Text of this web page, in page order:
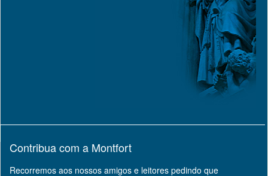
Contribua com a Montfort
Recorremos aos nossos amigos e leitores pedindo que